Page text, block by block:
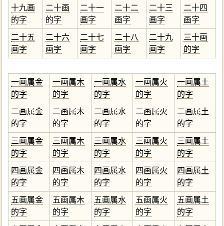
十九画
的字
二十画
的字
二十一
画字
二十二
画字
二十三
画字
二十四
画字
二十五
画字
二十六
画字
二十七
画字
二十八
画字
二十九
画字
三十画
的字
一画属金
的字
一画属木
的字
一画属水
的字
一画属火
的字
一画属土
的字
二画属金
的字
二画属木
的字
二画属水
的字
二画属火
的字
二画属土
的字
三画属金
的字
三画属木
的字
三画属水
的字
三画属火
的字
三画属土
的字
四画属金
的字
四画属木
的字
四画属水
的字
四画属火
的字
四画属土
的字
五画属金
的字
五画属木
的字
五画属水
的字
五画属火
的字
五画属土
的字